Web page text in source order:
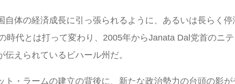
自体の経済成長に引っ張られるように、あるいは長らく
時代とは打って変わり、2005年からJanata Dal党首のニ
えられているビハール州だ。
ト・ラームの建立の背後に、新たな政治勢力の台頭の影